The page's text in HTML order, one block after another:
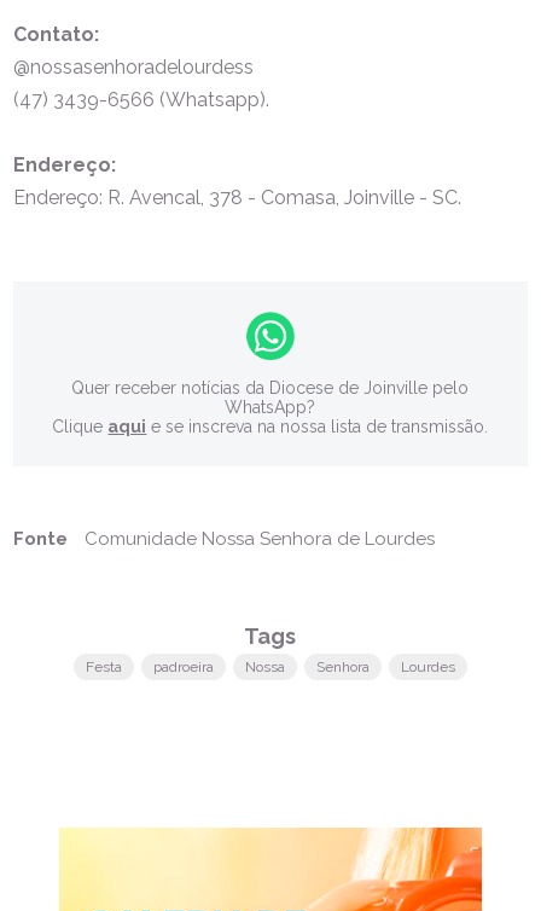
Contato:
@nossasenhoradelourdess
(47) 3439-6566 (Whatsapp).
Endereço:
Endereço: R. Avencal, 378 - Comasa, Joinville - SC.
Quer receber notícias da Diocese de Joinville pelo
WhatsApp?
Clique aqui e se inscreva na nossa lista de transmissão.
Fonte Comunidade Nossa Senhora de Lourdes
Tags
Festa padroeira Nossa Senhora Lourdes